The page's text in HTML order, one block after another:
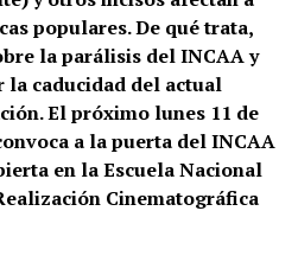
populares. De qué trata,
la parálisis del INCAA y
la caducidad del actual
El próximo lunes 11 de
a la puerta del INCAA
en la Escuela Nacional
Cinematográfica